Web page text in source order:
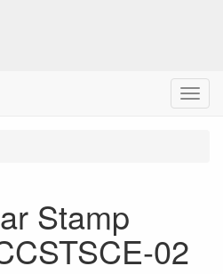
Menu
Stamp
02